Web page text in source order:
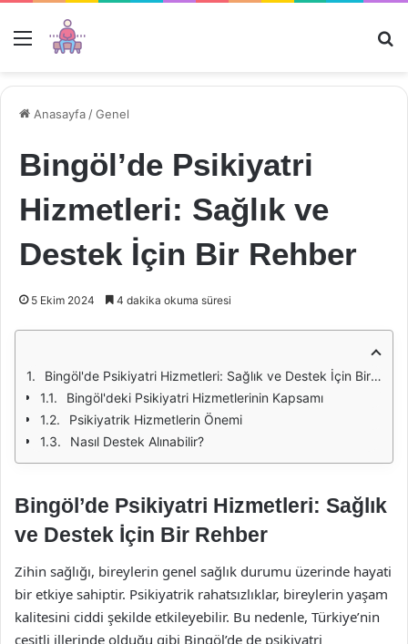
Menü
Anasayfa /Genel
Bingöl’de Psikiyatri
Hizmetleri: Sağlık ve
Destek İçin Bir Rehber
5 Ekim 2024 4 dakika okuma süresi
Bingöl'de Psikiyatri Hizmetleri: Sağlık ve Destek İçin Bir Rehber
Bingöl'deki Psikiyatri Hizmetlerinin Kapsamı
Psikiyatrik Hizmetlerin Önemi
Nasıl Destek Alınabilir?
Bingöl’de Psikiyatri Hizmetleri: Sağlık
ve Destek İçin Bir Rehber
Zihin sağlığı, bireylerin genel sağlık durumu üzerinde hayati
bir etkiye sahiptir. Psikiyatrik rahatsızlıklar, bireylerin yaşam
kalitesini ciddi şekilde etkileyebilir. Bu nedenle, Türkiye’nin
çeşitli illerinde olduğu gibi Bingöl’de de psikiyatri